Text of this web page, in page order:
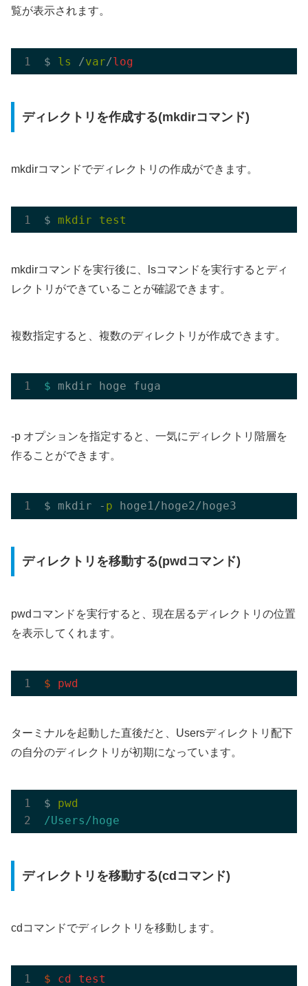
覧が表示されます。
$ ls /var/log
ディレクトリを作成する(mkdirコマンド)
mkdirコマンドでディレクトリの作成ができます。
$ mkdir test
mkdirコマンドを実行後に、lsコマンドを実行するとディ
レクトリができていることが確認できます。
複数指定すると、複数のディレクトリが作成できます。
$
-p オプションを指定すると、一気にディレクトリ階層を
作ることができます。
$ mkdir - p
ディレクトリを移動する(pwdコマンド)
pwdコマンドを実行すると、現在居るディレクトリの位置
を表示してくれます。
$ pwd
ターミナルを起動した直後だと、Usersディレクトリ配下
の自分のディレクトリが初期になっています。
$ pwd
/Users/hoge
ディレクトリを移動する(cdコマンド)
cdコマンドでディレクトリを移動します。
$ cd test